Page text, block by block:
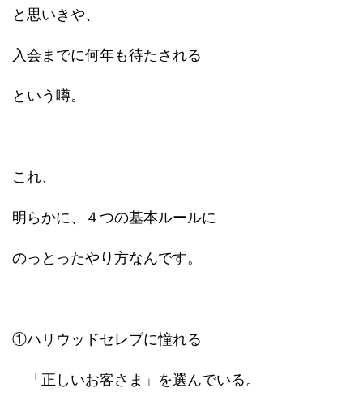
と思いきや、
入会までに何年も待たされる
という噂。
これ、
明らかに、４つの基本ルールに
のっとったやり方なんです。
①ハリウッドセレブに憧れる
「正しいお客さま」を選んでいる。